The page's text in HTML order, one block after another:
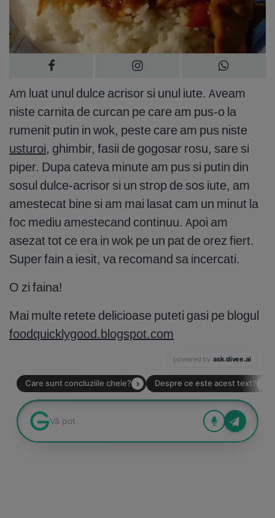
Am luat unul dulce acrisor si unul iute. Aveam
niste carnita de curcan pe care am pus-o la
rumenit putin in wok, peste care am pus niste
usturoi, ghimbir, fasii de gogosar rosu, sare si
piper. Dupa cateva minute am pus si putin din
sosul dulce-acrisor si un strop de sos iute, am
amestecat bine si am mai lasat cam un minut la
foc mediu amestecand continuu. Apoi am
asezat tot ce era in wok pe un pat de orez fiert.
Super fain a iesit, va recomand sa incercati.
O zi faina!
Mai multe retete delicioase puteti gasi pe blogul
foodquicklygood.blogspot.com